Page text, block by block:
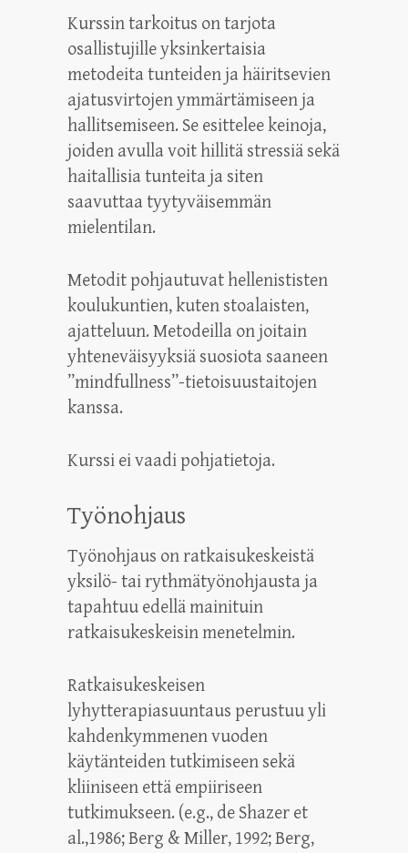
Kurssin tarkoitus on tarjota
osallistujille yksinkertaisia
metodeita tunteiden ja häiritsevien
ajatusvirtojen ymmärtämiseen ja
hallitsemiseen. Se esittelee keinoja,
joiden avulla voit hillitä stressiä sekä
haitallisia tunteita ja siten
saavuttaa tyytyväisemmän
mielentilan.
Metodit pohjautuvat hellenististen
koulukuntien, kuten stoalaisten,
ajatteluun. Metodeilla on joitain
yhteneväisyyksiä suosiota saaneen
”mindfullness”-tietoisuustaitojen
kanssa.
Kurssi ei vaadi pohjatietoja.
Työnohjaus
Työnohjaus on ratkaisukeskeistä
yksilö- tai rythmätyönohjausta ja
tapahtuu edellä mainituin
ratkaisukeskeisin menetelmin.
Ratkaisukeskeisen
lyhytterapiasuuntaus perustuu yli
kahdenkymmenen vuoden
käytänteiden tutkimiseen sekä
kliiniseen että empiiriseen
tutkimukseen. (e.g., de Shazer et
al.,1986; Berg & Miller, 1992; Berg,